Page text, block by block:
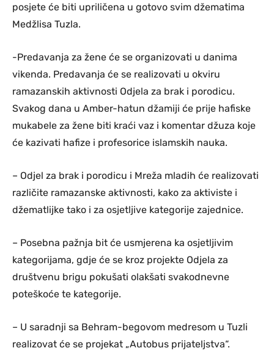
posjete će biti upriličena u gotovo svim džematima
Medžlisa Tuzla.
-Predavanja za žene će se organizovati u danima
vikenda. Predavanja će se realizovati u okviru
ramazanskih aktivnosti Odjela za brak i porodicu.
Svakog dana u Amber-hatun džamiji će prije hafiske
mukabele za žene biti kraći vaz i komentar džuza koje
će kazivati hafize i profesorice islamskih nauka.
– Odjel za brak i porodicu i Mreža mladih će realizovati
različite ramazanske aktivnosti, kako za aktiviste i
džematlijke tako i za osjetljive kategorije zajednice.
– Posebna pažnja bit će usmjerena ka osjetljivim
kategorijama, gdje će se kroz projekte Odjela za
društvenu brigu pokušati olakšati svakodnevne
poteškoće te kategorije.
– U saradnji sa Behram-begovom medresom u Tuzli
realizovat će se projekat „Autobus prijateljstva“.